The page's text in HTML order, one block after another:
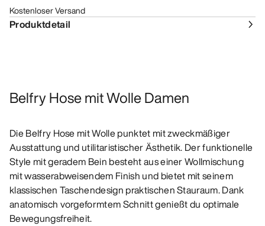
Kostenloser Versand
Produktdetail
Belfry Hose mit Wolle Damen
Die Belfry Hose mit Wolle punktet mit zweckmäßiger
Ausstattung und utilitaristischer Ästhetik. Der funktionelle
Style mit geradem Bein besteht aus einer Wollmischung
mit wasserabweisendem Finish und bietet mit seinem
klassischen Taschendesign praktischen Stauraum. Dank
anatomisch vorgeformtem Schnitt genießt du optimale
Bewegungsfreiheit.